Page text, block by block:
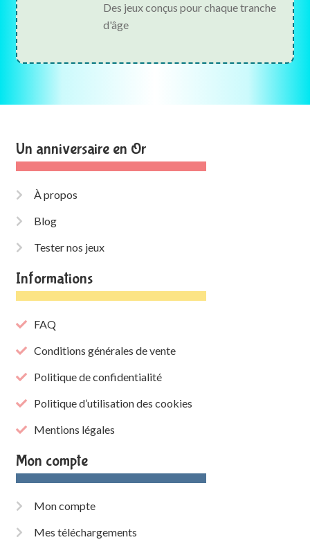
Des jeux conçus pour chaque tranche
d'âge
Un anniversaire en Or
À propos
Blog
Tester nos jeux
Informations
FAQ
Conditions générales de vente
Politique de confidentialité
Politique d’utilisation des cookies
Mentions légales
Mon compte
Mon compte
Mes téléchargements